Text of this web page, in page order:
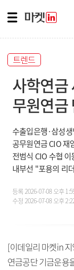
트렌드
사학연금
무원연금
수출입은행·삼성
공무원연금 CIO 재
전범식 CIO 수협
내부선 "포용의 리
등록2026-07-08 오후
수정 2026-07-08 오후
[이데일리 마켓in
연금공단 기금운용